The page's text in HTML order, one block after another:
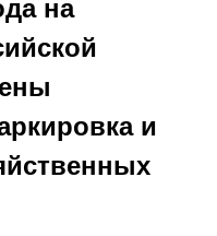
на
и